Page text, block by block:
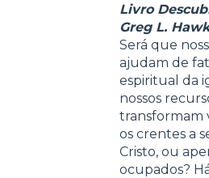
Livro
Greg L.
Será que
ajudam de
espiritual da
nossos
transformam
os crentes a
Cristo, ou
ocupados?